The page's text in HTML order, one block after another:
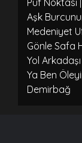
Püf Noktası
Aşk
Medeniyet
Gönle Safa
Yol
Ya Ben
Demirbağ